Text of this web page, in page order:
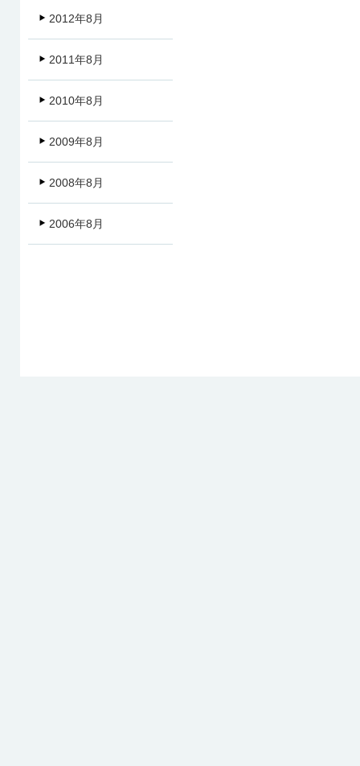
2012年8月
2011年8月
2010年8月
2009年8月
2008年8月
2006年8月